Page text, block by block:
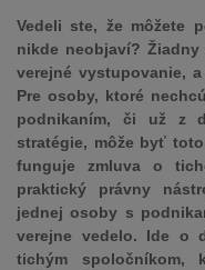
Vedeli ste, že môžete
nikde neobjaví?
verejné vystupovanie,
Pre osoby, ktoré
podnikaním, či už z
stratégie, môže byť
funguje zmluva o
praktický právny
jednej osoby s
verejne vedelo. Ide o
tichým spoločníkom,